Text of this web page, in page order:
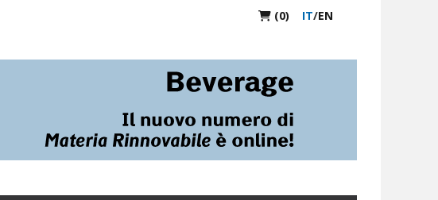
(0) IT/EN